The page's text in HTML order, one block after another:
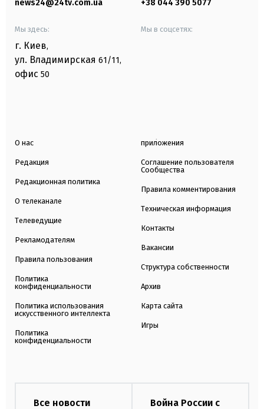
news24@24tv.com.ua +38 044 390 5077
Мы здесь:
г. Киев,
ул. Владимирская 61/11,
офис 50
Мы в соцсетях:
О нас
Редакция
Редакционная политика
О телеканале
Телеведущие
Рекламодателям
Правила пользования
Политика
конфиденциальности
Политика использования
искусственного интеллекта
Политика
конфиденциальности
приложения
Соглашение пользователя
Сообщества
Правила комментирования
Техническая информация
Контакты
Вакансии
Структура собственности
Архив
Карта сайта
Игры
Все новости
Война России с